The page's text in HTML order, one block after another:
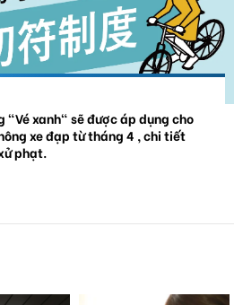
"Vé xanh" sẽ được áp dụng cho
xe đạp từ tháng 4 , chi tiết
phạt.